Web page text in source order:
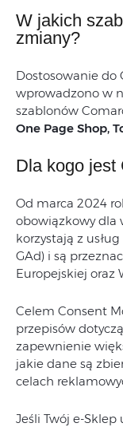
W jakich
zmiany?
Dostosowanie do
wprowadzono w
szablonów
One Page Shop,
Dla kogo jest
Od marca 2024
obowiązkowy dla
korzystają z
GAd) i są
Europejskiej oraz
Celem Consent
przepisów
zapewnienie
jakie dane są
celach
Jeśli Twój e-Sklep